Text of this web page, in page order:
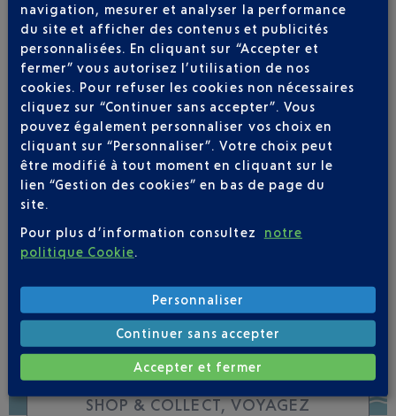
Soyez notifié(e) de
toutes les évolutions
pour ce vol
SHOP & COLLECT, VOYAGEZ
navigation, mesurer et analyser la performance
du site et afficher des contenus et publicités
personnalisées. En cliquant sur “Accepter et
fermer” vous autorisez l’utilisation de nos
cookies. Pour refuser les cookies non nécessaires
cliquez sur “Continuer sans accepter”. Vous
pouvez également personnaliser vos choix en
cliquant sur “Personnaliser”. Votre choix peut
être modifié à tout moment en cliquant sur le
lien “Gestion des cookies” en bas de page du
site.
Pour plus d’information consultez
notre
politique Cookie
Personnaliser
Continuer sans accepter
Accepter et fermer